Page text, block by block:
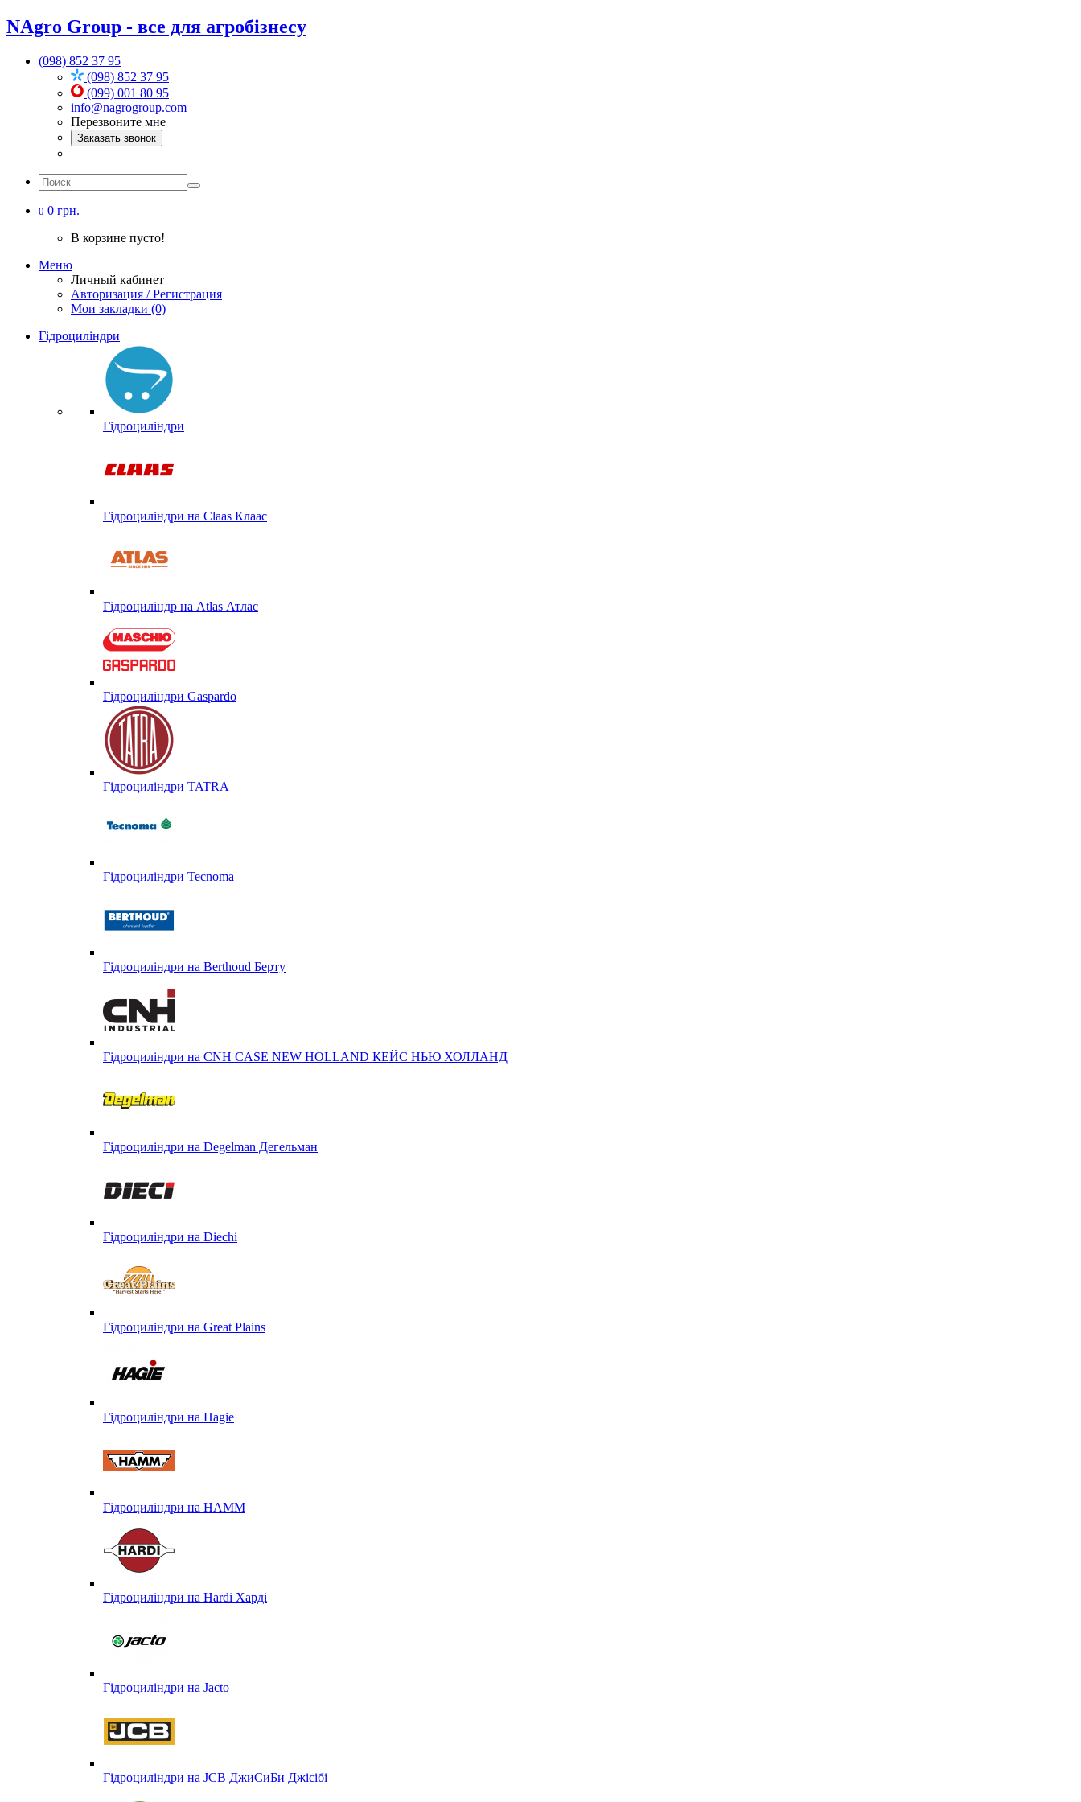
NAgro Group - все для агробізнесу
(098) 852 37 95
(098) 852 37 95
(099) 001 80 95
info@nagrogroup.com
Перезвоните мне
Заказать звонок
0 0 грн.
В корзине пусто!
Меню
Личный кабинет
Авторизация / Регистрация
Мои закладки (0)
Гідроциліндри
Гідроциліндри
Гідроциліндри на Claas Клаас
Гідроциліндр на Atlas Атлас
Гідроциліндри Gaspardo
Гідроциліндри TATRA
Гідроциліндри Tecnoma
Гідроциліндри на Berthoud Берту
Гідроциліндри на CNH CASE NEW HOLLAND КЕЙС НЬЮ ХОЛЛАНД
Гідроциліндри на Degelman Дегельман
Гідроциліндри на Diechi
Гідроциліндри на Great Plains
Гідроциліндри на Hagie
Гідроциліндри на HAMM
Гідроциліндри на Hardi Харді
Гідроциліндри на Jacto
Гідроциліндри на JCB ДжиСиБи Джісібі